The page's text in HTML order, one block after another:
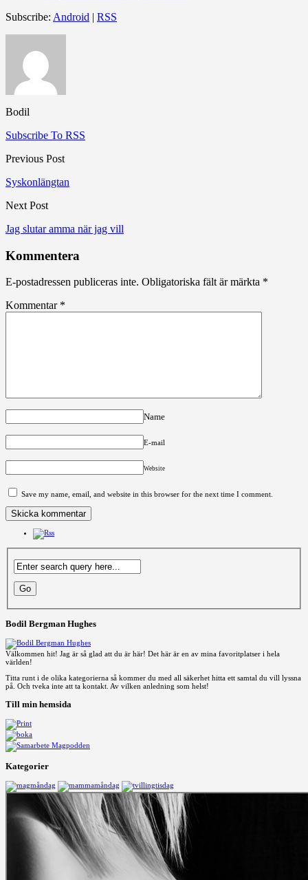
Subscribe: Android | RSS
Bodil
Subscribe To RSS
Previous Post
Syskonlängtan
Next Post
Jag slutar amma när jag vill
Kommentera
E-postadressen publiceras inte. Obligatoriska fält är märkta *
Kommentar *
Name
E-mail
Website
Save my name, email, and website in this browser for the next time I comment.
Bodil Bergman Hughes
Välkommen hit! Jag är så glad att du är här! Det här är en av mina favoritplatser i hela
världen!
Titta runt i de olika kategorierna så kommer du med all säkerhet hitta ett samtal du vill lyssna
på. Och tveka inte att ta kontakt. Av vilken anledning som helst!
Till min hemsida
Kategorier